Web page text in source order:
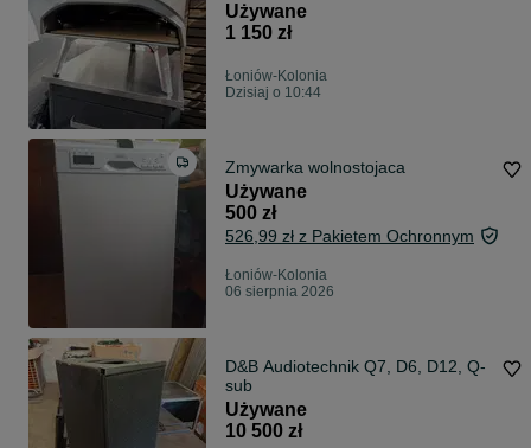
Używane
1 150 zł
Łoniów-Kolonia
Dzisiaj o 10:44
Zmywarka wolnostojaca
Używane
500 zł
526,99 zł z Pakietem Ochronnym
Łoniów-Kolonia
06 sierpnia 2026
D&B Audiotechnik Q7, D6, D12, Q-
sub
Używane
10 500 zł